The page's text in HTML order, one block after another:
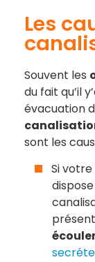
Les
Souvent les
du fait qu’il
évacuation
sont les
Si votre